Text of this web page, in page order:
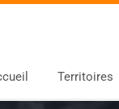
Territoires